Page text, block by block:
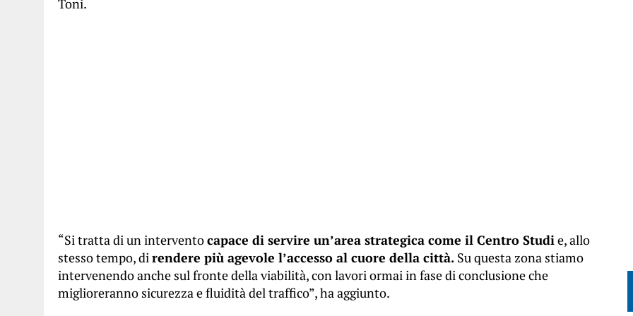
Toni.
“Si tratta di un interventocapace di servire un’area strategica come il Centro Studie, allo
stesso tempo, direndere più agevole l’accesso al cuore della città. Su questa zona stiamo
intervenendo anche sul fronte della viabilità, con lavori ormai in fase di conclusione che
miglioreranno sicurezza e fluidità del traffico”, ha aggiunto.